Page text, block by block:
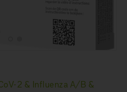
2 & Influenza A/B &